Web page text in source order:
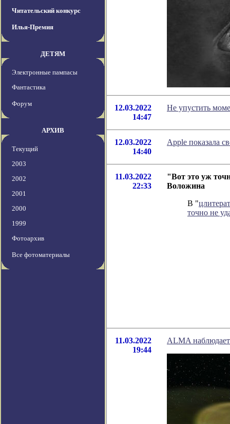
Читательский конкурс
Илья-Премия
ДЕТЯМ
Электронные пампасы
Фантастика
Форум
АРХИВ
Текущий
2003
2002
2001
2000
1999
Фотоархив
Все фотоматериалы
12.03.2022
14:47
Не упустить
12.03.2022
14:40
Apple показала
11.03.2022
22:33
"Вот это уж
Воложина
В "
точно не
11.03.2022
19:44
ALMA